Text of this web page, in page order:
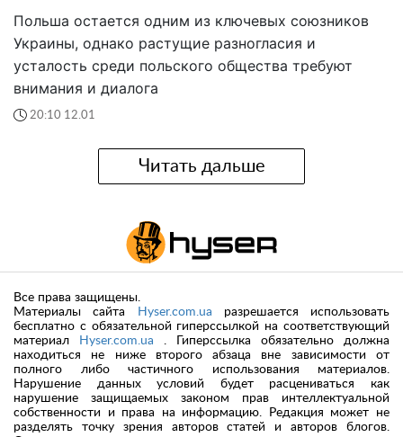
Польша остается одним из ключевых союзников
Украины, однако растущие разногласия и
усталость среди польского общества требуют
внимания и диалога
20:10 12.01
Читать дальше
Все права защищены.
Материалы сайта
Hyser.com.ua разрешается использовать
бесплатно с обязательной гиперссылкой на соответствующий
материал
Hyser.com.ua . Гиперссылка обязательно должна
находиться не ниже второго абзаца вне зависимости от
полного либо частичного использования материалов.
Нарушение данных условий будет расцениваться как
нарушение защищаемых законом прав интеллектуальной
собственности и права на информацию. Редакция может не
разделять точку зрения авторов статей и авторов блогов.